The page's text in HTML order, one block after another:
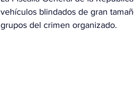
vehículos blindados de gran
grupos del crimen organizado.